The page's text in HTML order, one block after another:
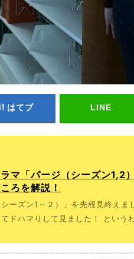
はてブ LINE
マ「パージ（シーズン1,2
ろを解説！
ーズン1～２）」を先程見終えま
ドハマりして見ました！ という